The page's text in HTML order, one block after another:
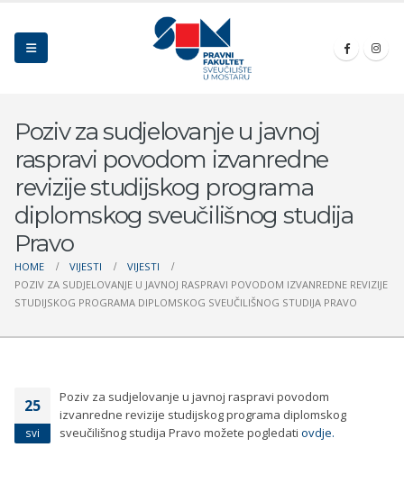
Poziv za sudjelovanje u javnoj
raspravi povodom izvanredne
revizije studijskog programa
diplomskog sveučilišnog studija
Pravo
HOME VIJESTI
VIJESTI
POZIV ZA SUDJELOVANJE U JAVNOJ RASPRAVI POVODOM IZVANREDNE REVIZIJE
STUDIJSKOG PROGRAMA DIPLOMSKOG SVEUČILIŠNOG STUDIJA PRAVO
25
svi
Poziv za sudjelovanje u javnoj raspravi povodom
izvanredne revizije studijskog programa diplomskog
sveučilišnog studija Pravo možete pogledati ovdje.